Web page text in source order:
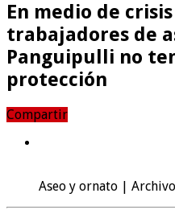
En medio de
trabajadores de
Panguipulli no
protección
Compartir
Aseo y ornato | Archivo